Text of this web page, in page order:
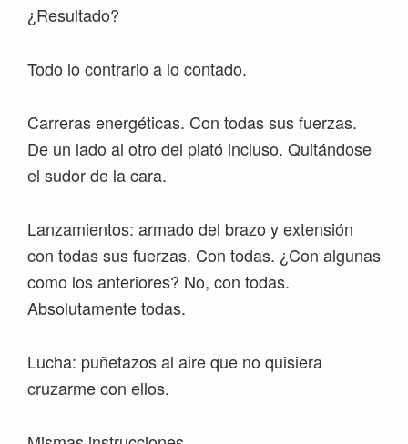
¿Resultado?
Todo lo contrario a lo contado.
Carreras energéticas. Con todas sus fuerzas.
De un lado al otro del plató incluso. Quitándose
el sudor de la cara.
Lanzamientos: armado del brazo y extensión
con todas sus fuerzas. Con todas. ¿Con algunas
como los anteriores? No, con todas.
Absolutamente todas.
Lucha: puñetazos al aire que no quisiera
cruzarme con ellos.